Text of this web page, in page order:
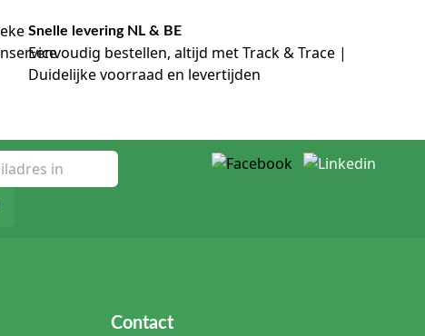
Snelle levering NL & BE
Eenvoudig bestellen, altijd met Track & Trace |
Duidelijke voorraad en levertijden
Contact